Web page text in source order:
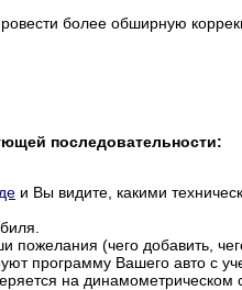
более обширную
последовательности:
и Вы видите, какими
пожелания (чего добавить,
программу Вашего авто с
на динамометрическом